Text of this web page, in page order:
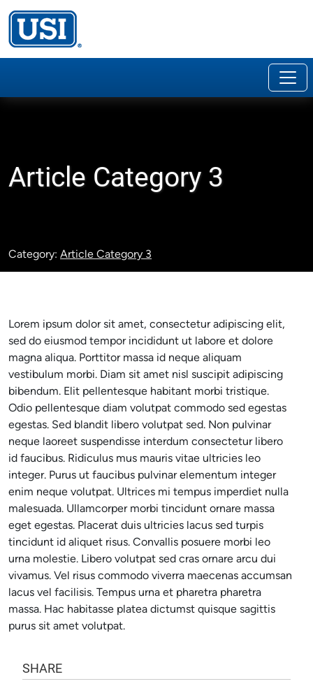
Article Category 3
Category: Article Category 3
Lorem ipsum dolor sit amet, consectetur adipiscing elit,
sed do eiusmod tempor incididunt ut labore et dolore
magna aliqua. Porttitor massa id neque aliquam
vestibulum morbi. Diam sit amet nisl suscipit adipiscing
bibendum. Elit pellentesque habitant morbi tristique.
Odio pellentesque diam volutpat commodo sed egestas
egestas. Sed blandit libero volutpat sed. Non pulvinar
neque laoreet suspendisse interdum consectetur libero
id faucibus. Ridiculus mus mauris vitae ultricies leo
integer. Purus ut faucibus pulvinar elementum integer
enim neque volutpat. Ultrices mi tempus imperdiet nulla
malesuada. Ullamcorper morbi tincidunt ornare massa
eget egestas. Placerat duis ultricies lacus sed turpis
tincidunt id aliquet risus. Convallis posuere morbi leo
urna molestie. Libero volutpat sed cras ornare arcu dui
vivamus. Vel risus commodo viverra maecenas accumsan
lacus vel facilisis. Tempus urna et pharetra pharetra
massa. Hac habitasse platea dictumst quisque sagittis
purus sit amet volutpat.
SHARE